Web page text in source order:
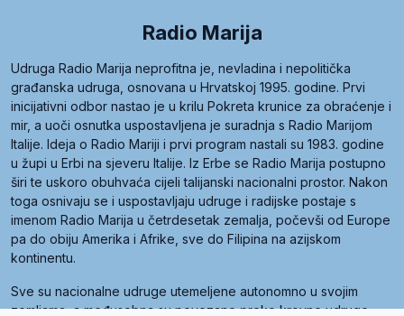
Radio Marija
Udruga Radio Marija neprofitna je, nevladina i nepolitička
građanska udruga, osnovana u Hrvatskoj 1995. godine. Prvi
inicijativni odbor nastao je u krilu Pokreta krunice za obraćenje i
mir, a uoči osnutka uspostavljena je suradnja s Radio Marijom
Italije. Ideja o Radio Mariji i prvi program nastali su 1983. godine
u župi u Erbi na sjeveru Italije. Iz Erbe se Radio Marija postupno
širi te uskoro obuhvaća cijeli talijanski nacionalni prostor. Nakon
toga osnivaju se i uspostavljaju udruge i radijske postaje s
imenom Radio Marija u četrdesetak zemalja, počevši od Europe
pa do obiju Amerika i Afrike, sve do Filipina na azijskom
kontinentu.
Sve su nacionalne udruge utemeljene autonomno u svojim
zemljama, a međusobna su povezane preko krovne udruge